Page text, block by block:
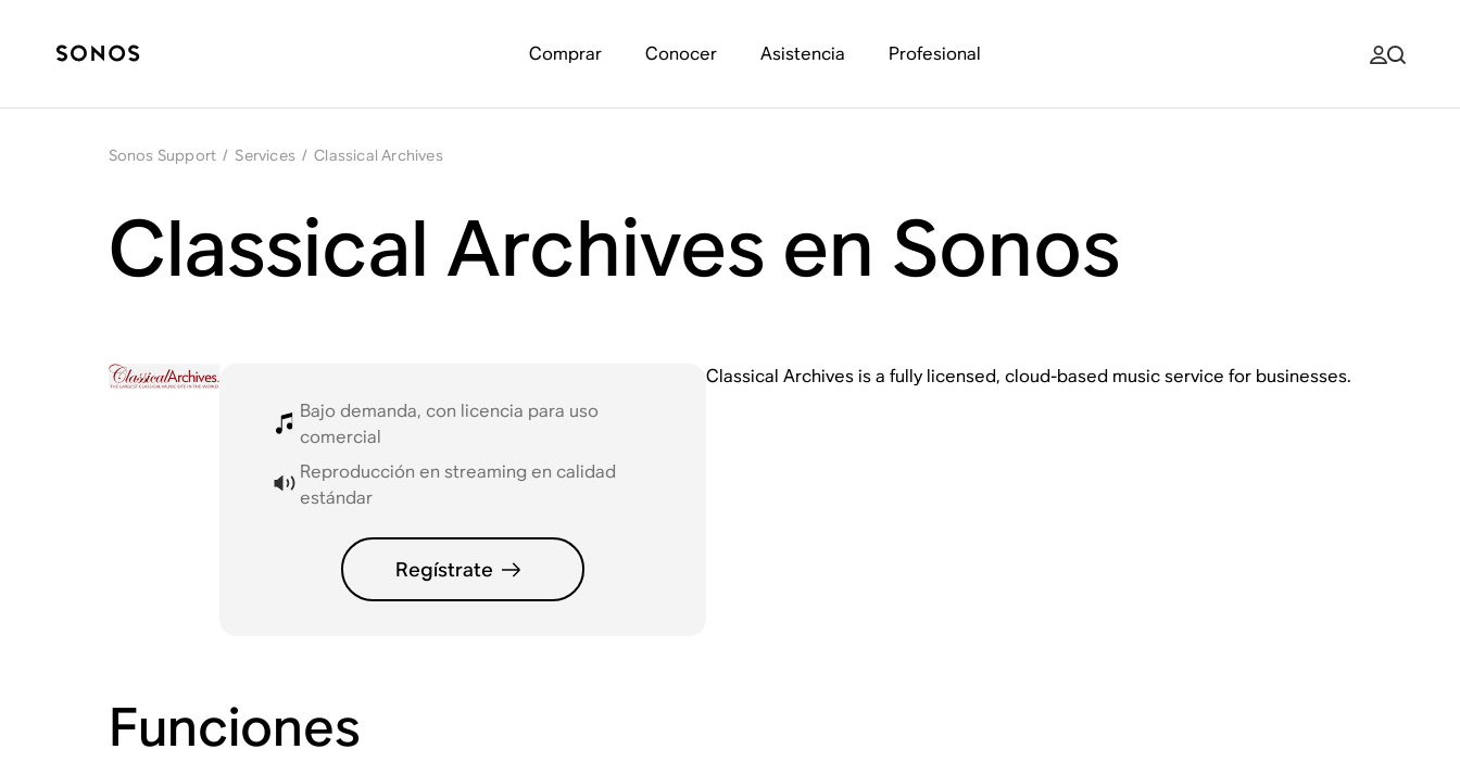
Comprar Conocer Asistencia Profesional
Sonos Support / Services / Classical Archives
Classical Archives en Sonos
Bajo demanda, con licencia para uso
comercial
Reproducción en streaming en calidad
estándar
Regístrate
Classical Archives is a fully licensed, cloud-based music service for businesses.
Funciones